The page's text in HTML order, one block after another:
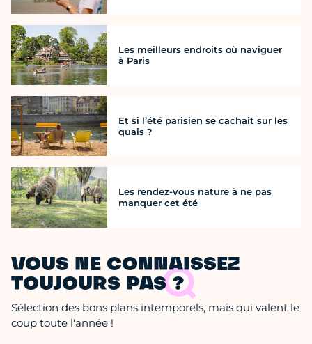
Les meilleurs endroits où naviguer
à Paris
Et si l’été parisien se cachait sur les
quais ?
Les rendez-vous nature à ne pas
manquer cet été
VOUS NE CONNAISSEZ
TOUJOURS PAS ?
Sélection des bons plans intemporels, mais qui valent le
coup toute l'année !